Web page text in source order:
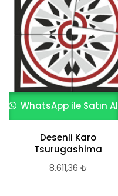
WhatsApp ile Satın Al
Desenli Karo
Tsurugashima
8.611,36 ₺